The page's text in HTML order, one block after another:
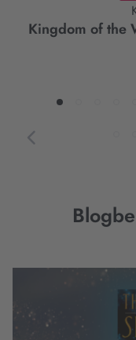
Kingdom of the